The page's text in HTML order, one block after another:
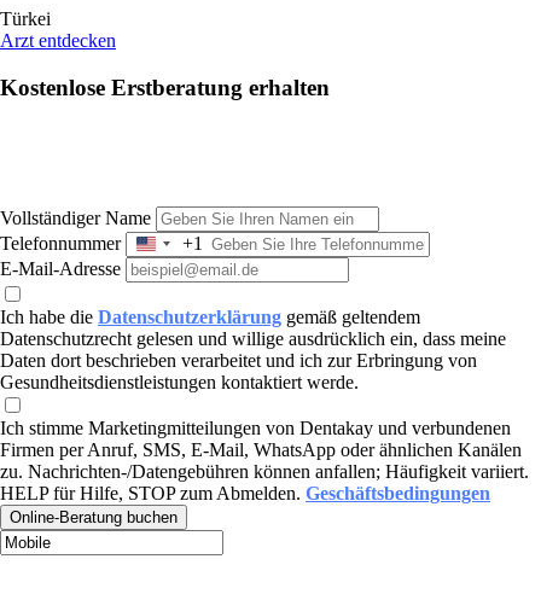
Türkei
Arzt entdecken
Kostenlose Erstberatung erhalten
Vollständiger Name
Telefonnummer
United
States
+1
E-Mail-Adresse
Ich habe die Datenschutzerklärung gemäß geltendem
Datenschutzrecht gelesen und willige ausdrücklich ein, dass meine
Daten dort beschrieben verarbeitet und ich zur Erbringung von
Gesundheitsdienstleistungen kontaktiert werde.
Ich stimme Marketingmitteilungen von Dentakay und verbundenen
Firmen per Anruf, SMS, E-Mail, WhatsApp oder ähnlichen Kanälen
zu. Nachrichten-/Datengebühren können anfallen; Häufigkeit variiert.
HELP für Hilfe, STOP zum Abmelden. Geschäftsbedingungen
Online-Beratung buchen